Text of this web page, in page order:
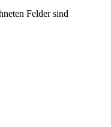
Felder sind